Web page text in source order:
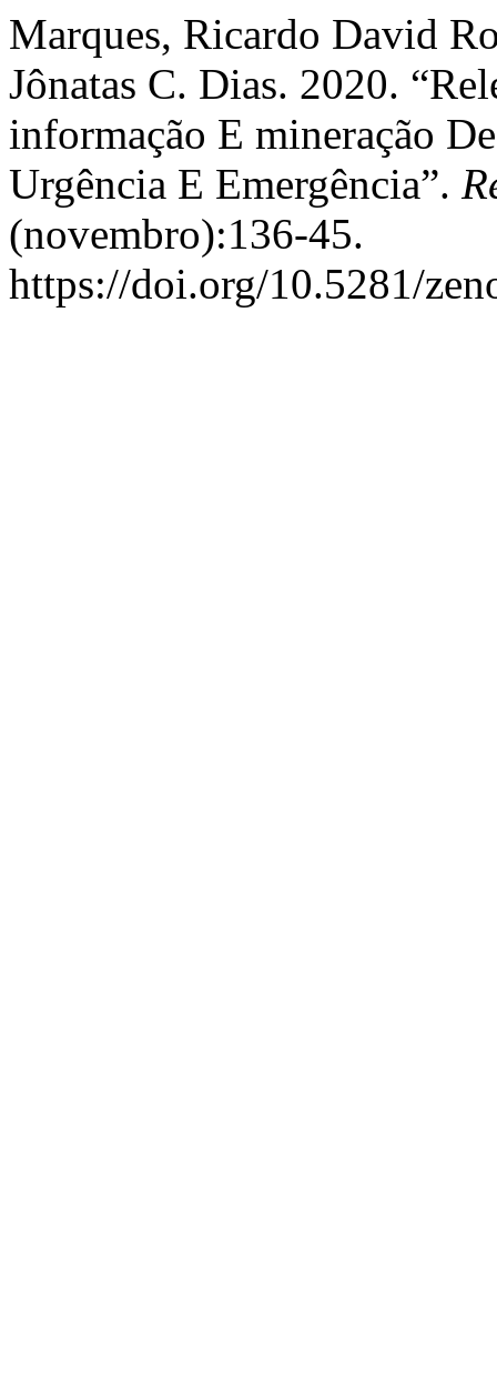
Marques, Ricardo David
Jônatas C. Dias. 2020.
informação E mineração
Urgência E Emergência”.
(novembro):136-45.
https://doi.org/10.5281/